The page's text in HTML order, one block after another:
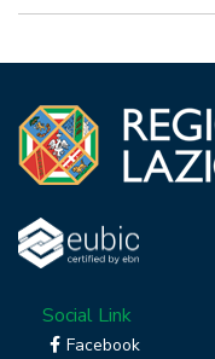
Social Link
Facebook